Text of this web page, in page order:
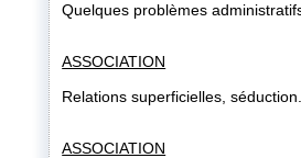
Quelques problèmes
ASSOCIATION
Relations superficielles, séduction.
ASSOCIATION